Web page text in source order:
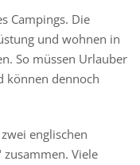
Campings. Die
und wohnen in
So müssen Urlauber
können dennoch
englischen
Viele